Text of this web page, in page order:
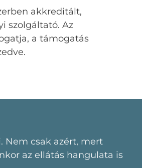
akkreditált,
szolgáltató. Az
a támogatás
Nem csak azért, mert
az ellátás hangulata is